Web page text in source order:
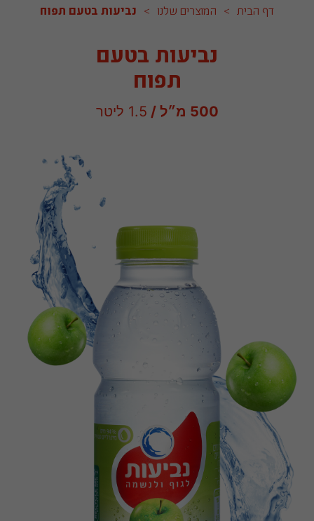
דף הבית > המוצרים שלנו > נביעות בטעם תפוח
נביעות בטעם
תפוח
500 מ״ל / 1.5 ליטר